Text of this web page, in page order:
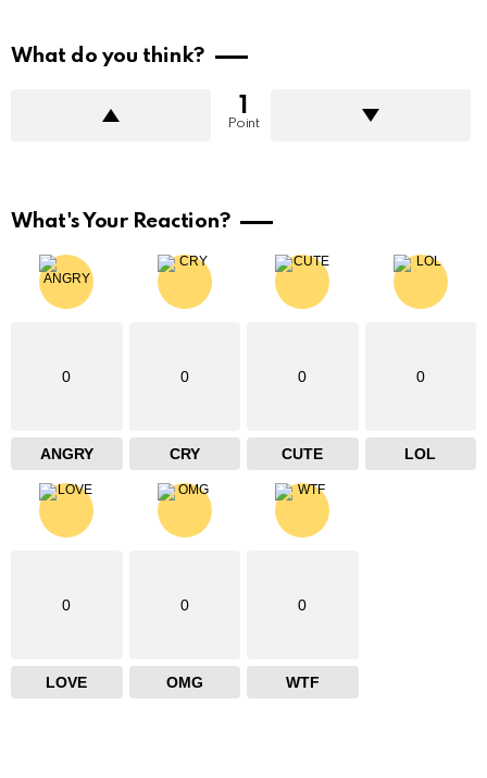
What do you think?
1
Point
What's Your Reaction?
0
ANGRY
0
CRY
0
CUTE
0
LOL
0
LOVE
0
OMG
0
WTF